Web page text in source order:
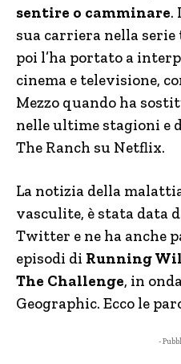
sentire o camminare.
sua carriera nella serie
poi l’ha portato a
cinema e televisione,
Mezzo quando ha
nelle ultime stagioni e
The Ranch su Netflix.
La notizia della
vasculite, è stata data
Twitter e ne ha anche
episodi di Running
The Challenge, in
Geographic. Ecco le
-